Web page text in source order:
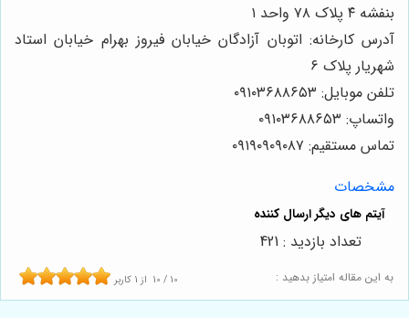
بنفشه ۴ پلاک ۷۸ واحد ۱
آدرس کارخانه: اتوبان آزادگان خیابان فیروز بهرام خیابان استاد
شهریار پلاک ۶
تلفن موبایل: ۰۹۱۰۳۶۸۸۶۵۳
واتساپ: ۰۹۱۰۳۶۸۸۶۵۳
تماس مستقیم: ۰۹۱۹۰۹۰۹۰۸۷
مشخصات
به این مقاله امتیاز بدهید : 10 / 10 از 1 کاربر
تعداد بازدید : 421